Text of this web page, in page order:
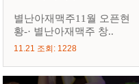
별난아재맥주11월 오픈현
황-· 별난아재맥주 창..
11.21 조회: 1228